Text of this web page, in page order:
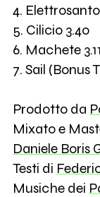
4.
5. Cilicio 3.40
6. Machete 3.11
7. Sail (Bonus
Prodotto da
Mixato e
Daniele Boris
Testi di
Musiche dei